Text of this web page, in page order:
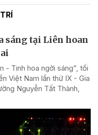
sáng tại Liên hoan
- Tinh hoa ngời sáng”, tối
Việt Nam lần thứ IX - Gia
Nguyễn Tất Thành,